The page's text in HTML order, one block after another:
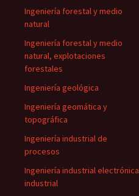
Ingeniería forestal y medio
natural
Ingeniería forestal y medio
natural, explotaciones
forestales
Ingeniería geológica
Ingeniería geomática y
topográfica
Ingeniería industrial de
procesos
Ingeniería industrial electrónica
industrial